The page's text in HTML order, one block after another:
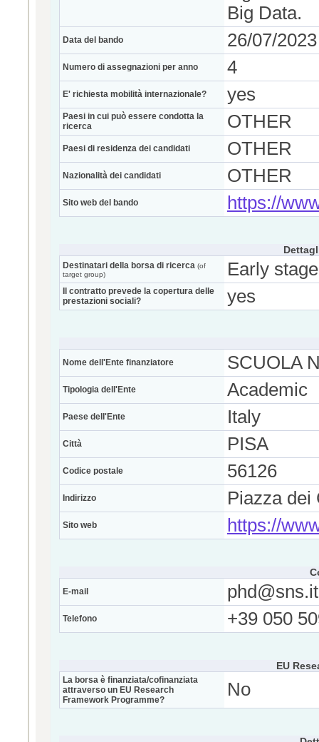
Big Data.
Data del bando 26/07/2023
Numero di assegnazioni per anno 4
E' richiesta mobilità internazionale? yes
Paesi in cui può essere condotta la
ricerca
OTHER
Paesi di residenza dei candidati OTHER
Nazionalità dei candidati OTHER
Sito web del bando https://
Destinatari della borsa di ricerca (of
target group)
Early
Il contratto prevede la copertura delle
prestazioni sociali?
yes
Nome dell'Ente finanziatore SCUOLA
Tipologia dell'Ente Academic
Paese dell'Ente Italy
Città PISA
Codice postale 56126
Indirizzo Piazza dei
Sito web https://
E-mail phd@sns.it
Telefono +39 050
EU
La borsa è finanziata/cofinanziata
attraverso un EU Research
Framework Programme?
No